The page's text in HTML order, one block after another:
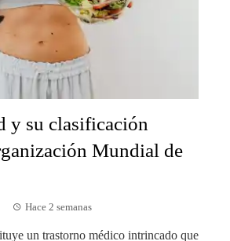
y su clasificación
Mundial de
Hace 2 semanas
un trastorno médico intrincado que